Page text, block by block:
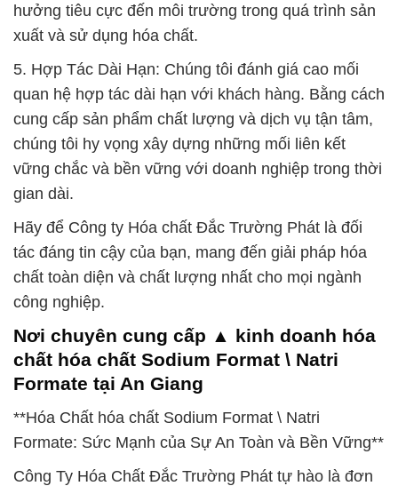
hưởng tiêu cực đến môi trường trong quá trình sản
xuất và sử dụng hóa chất.
5. Hợp Tác Dài Hạn: Chúng tôi đánh giá cao mối
quan hệ hợp tác dài hạn với khách hàng. Bằng cách
cung cấp sản phẩm chất lượng và dịch vụ tận tâm,
chúng tôi hy vọng xây dựng những mối liên kết
vững chắc và bền vững với doanh nghiệp trong thời
gian dài.
Hãy để Công ty Hóa chất Đắc Trường Phát là đối
tác đáng tin cậy của bạn, mang đến giải pháp hóa
chất toàn diện và chất lượng nhất cho mọi ngành
công nghiệp.
Nơi chuyên cung cấp ▲ kinh doanh hóa
chất hóa chất Sodium Format \ Natri
Formate tại An Giang
**Hóa Chất hóa chất Sodium Format \ Natri
Formate: Sức Mạnh của Sự An Toàn và Bền Vững**
Công Ty Hóa Chất Đắc Trường Phát tự hào là đơn